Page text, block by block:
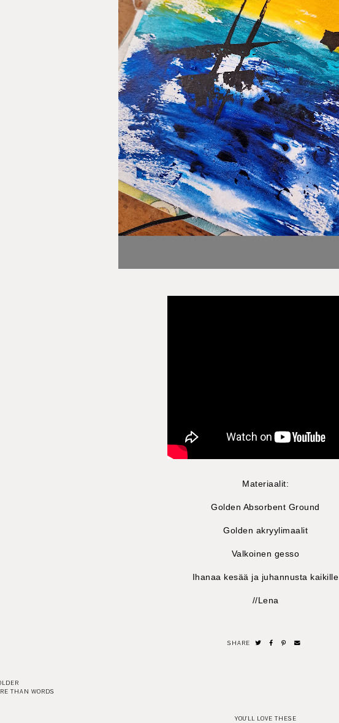
Materiaalit:
Golden Absorbent Ground
Golden akryylimaalit
Valkoinen gesso
Ihanaa kesää ja juhannusta kaikille
//Lena
SHARE
THAN WORDS
YOU'LL LOVE THESE